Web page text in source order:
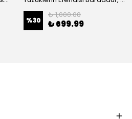
%30
₺ 1,000.00
₺ 699.99